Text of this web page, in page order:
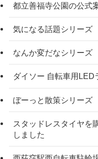
都立善福寺公園の公式
気になる話題シリーズ
なんか変だなシリーズ
ダイソー 自転車用LED
ぼーっと散策シリーズ
スタッドレスタイヤを
しました